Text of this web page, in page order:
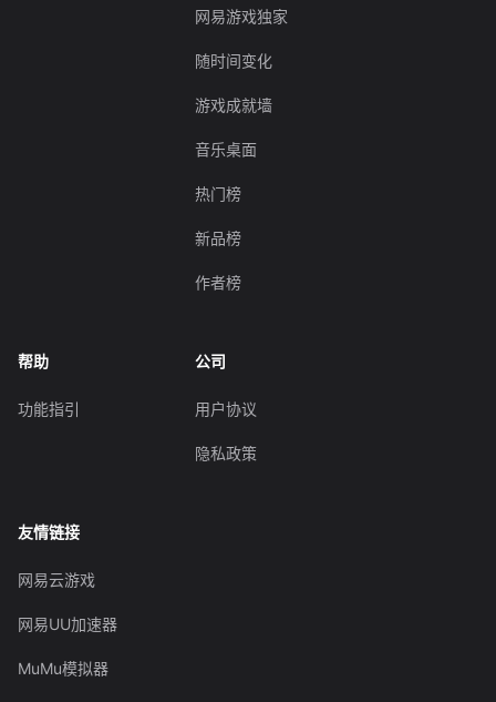
网易游戏独家
随时间变化
游戏成就墙
音乐桌面
热门榜
新品榜
作者榜
帮助
功能指引
公司
用户协议
隐私政策
友情链接
网易云游戏
网易UU加速器
MuMu模拟器